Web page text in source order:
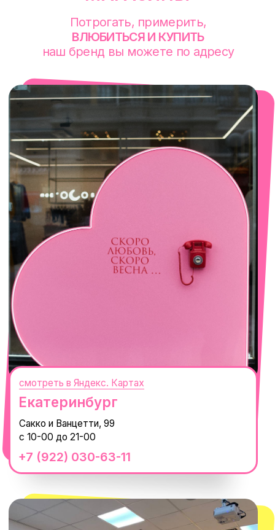
Село Эстосадок, ТРЦ Горки Молл,
Горная Карусель, 3
+7 (932) 602-41-15
ТРК «Европолис Ростокино»
ул. Проспект Мира, 211 к2
с 10-00 до 22-00
Москва
смотреть в Яндекс.Картах
Нажимая "Подписаться", вы соглашаетесь с Политикой обработки
Согласием на рассылку электронных
сообщений
СЕКРЕТНЫЕ ПРОМОКОДЫ, ПРИГЛАШЕНИЯ
НА МЕРОПРИЯТИЯ И АНОНСЫ НОВИНОК
РАНЬШЕ ВСЕХ